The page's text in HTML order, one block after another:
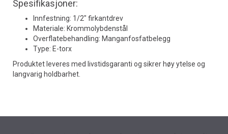
Spesifikasjoner:
Innfestning: 1/2" firkantdrev
Materiale: Krommolybdenstål
Overflatebehandling: Manganfosfatbelegg
Type: E-torx
Produktet leveres med livstidsgaranti og sikrer høy ytelse og
langvarig holdbarhet.